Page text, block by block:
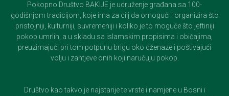
Pokopno Društvo BAKIJE je udruženje građana sa 100-
godišnjom tradicijom, koje ima za cilj da omogući i organizira što
pristojniji, kulturniji, suvremeniji i koliko je to moguće što jeftiniji
pokop umrlih, a u skladu sa islamskim propisima i običajima,
preuzimajući pri tom potpunu brigu oko dženaze i poštivajući
volju i zahtjeve onih koji naručuju pokop.
Društvo kao takvo je najstarije te vrste i namjene u Bosni i